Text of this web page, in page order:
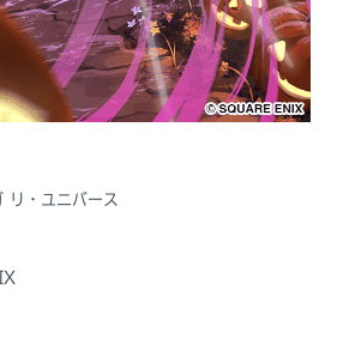
リ・ユニバース